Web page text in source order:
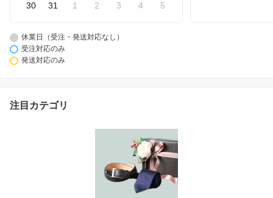
30 31 1 2 3 4 5
休業日（受注・発送対応なし）
受注対応のみ
発送対応のみ
注目カテゴリ